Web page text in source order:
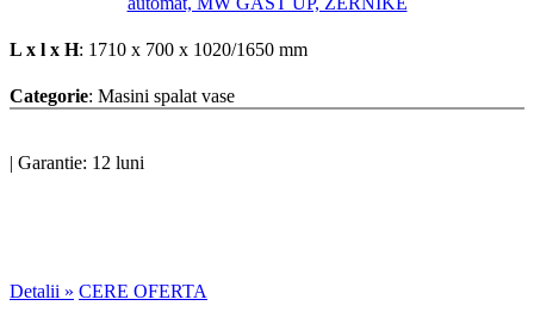
L x l x H: 1710 x 700 x 1020/1650 mm
Categorie: Masini spalat vase
| Garantie: 12 luni
Detalii » CERE OFERTA